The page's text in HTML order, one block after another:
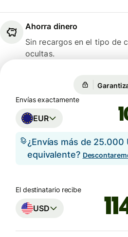
Ahorra dinero
Sin recargos en el tipo de
ocultas.
Envías exactamente
EUR
¿Envías más de 25.000
equivalente?
El destinatario recibe
USD